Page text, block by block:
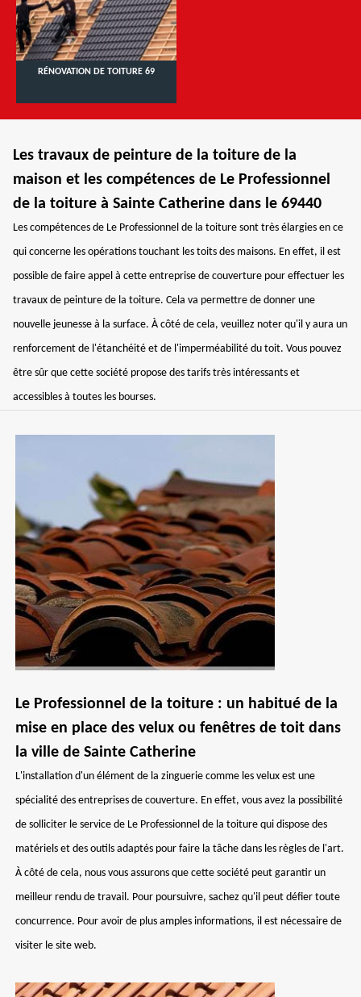
RÉNOVATION DE TOITURE 69
Les travaux de peinture de la toiture de la
maison et les compétences de Le Professionnel
de la toiture à Sainte Catherine dans le 69440
Les compétences de Le Professionnel de la toiture sont très élargies en ce
qui concerne les opérations touchant les toits des maisons. En effet, il est
possible de faire appel à cette entreprise de couverture pour effectuer les
travaux de peinture de la toiture. Cela va permettre de donner une
nouvelle jeunesse à la surface. À côté de cela, veuillez noter qu'il y aura un
renforcement de l'étanchéité et de l'imperméabilité du toit. Vous pouvez
être sûr que cette société propose des tarifs très intéressants et
accessibles à toutes les bourses.
Le Professionnel de la toiture : un habitué de la
mise en place des velux ou fenêtres de toit dans
la ville de Sainte Catherine
L'installation d'un élément de la zinguerie comme les velux est une
spécialité des entreprises de couverture. En effet, vous avez la possibilité
de solliciter le service de Le Professionnel de la toiture qui dispose des
matériels et des outils adaptés pour faire la tâche dans les règles de l'art.
À côté de cela, nous vous assurons que cette société peut garantir un
meilleur rendu de travail. Pour poursuivre, sachez qu'il peut défier toute
concurrence. Pour avoir de plus amples informations, il est nécessaire de
visiter le site web.